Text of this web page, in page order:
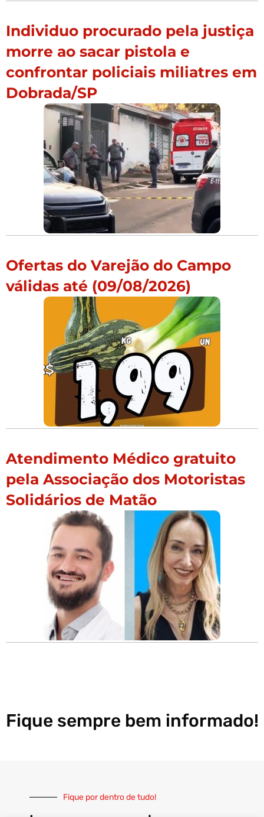
Individuo procurado pela justiça
morre ao sacar pistola e
confrontar policiais miliatres em
Dobrada/SP
Ofertas do Varejão do Campo
válidas até (09/08/2026)
Atendimento Médico gratuito
pela Associação dos Motoristas
Solidários de Matão
Fique sempre bem informado!
Fique por dentro de tudo!